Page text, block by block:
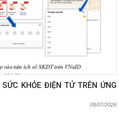
KHỎE ĐIỆN TỬ TRÊN ỨNG
08/07/2026